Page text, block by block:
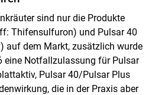
sind nur die Produkte
Thifensulfuron) und Pulsar 40
auf dem Markt, zusätzlich wurde
eine Notfallzulassung für Pulsar
Pulsar 40/Pulsar Plus
die in der Praxis aber